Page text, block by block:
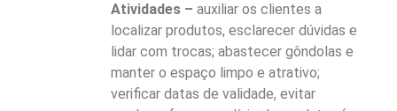
Atividades – auxiliar os clientes a
localizar produtos, esclarecer dúvidas e
lidar com trocas; abastecer gôndolas e
manter o espaço limpo e atrativo;
verificar datas de validade, evitar